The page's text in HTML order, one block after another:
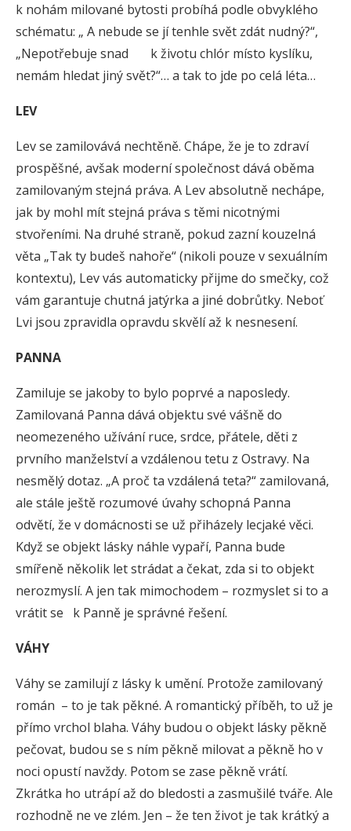
k nohám milované bytosti probíhá podle obvyklého
schématu: „ A nebude se jí tenhle svět zdát nudný?“,
„Nepotřebuje snad k životu chlór místo kyslíku,
nemám hledat jiný svět?“… a tak to jde po celá léta…
LEV
Lev se zamilovává nechtěně. Chápe, že je to zdraví
prospěšné, avšak moderní společnost dává oběma
zamilovaným stejná práva. A Lev absolutně nechápe,
jak by mohl mít stejná práva s těmi nicotnými
stvořeními. Na druhé straně, pokud zazní kouzelná
věta „Tak ty budeš nahoře“ (nikoli pouze v sexuálním
kontextu), Lev vás automaticky přijme do smečky, což
vám garantuje chutná jatýrka a jiné dobrůtky. Neboť
Lvi jsou zpravidla opravdu skvělí až k nesnesení.
PANNA
Zamiluje se jakoby to bylo poprvé a naposledy.
Zamilovaná Panna dává objektu své vášně do
neomezeného užívání ruce, srdce, přátele, děti z
prvního manželství a vzdálenou tetu z Ostravy. Na
nesmělý dotaz. „A proč ta vzdálená teta?“ zamilovaná,
ale stále ještě rozumové úvahy schopná Panna
odvětí, že v domácnosti se už přiházely lecjaké věci.
Když se objekt lásky náhle vypaří, Panna bude
smířeně několik let strádat a čekat, zda si to objekt
nerozmyslí. A jen tak mimochodem – rozmyslet si to a
vrátit se k Panně je správné řešení.
VÁHY
Váhy se zamilují z lásky k umění. Protože zamilovaný
román – to je tak pěkné. A romantický příběh, to už je
přímo vrchol blaha. Váhy budou o objekt lásky pěkně
pečovat, budou se s ním pěkně milovat a pěkně ho v
noci opustí navždy. Potom se zase pěkně vrátí.
Zkrátka ho utrápí až do bledosti a zasmušilé tváře. Ale
rozhodně ne ve zlém. Jen – že ten život je tak krátký a